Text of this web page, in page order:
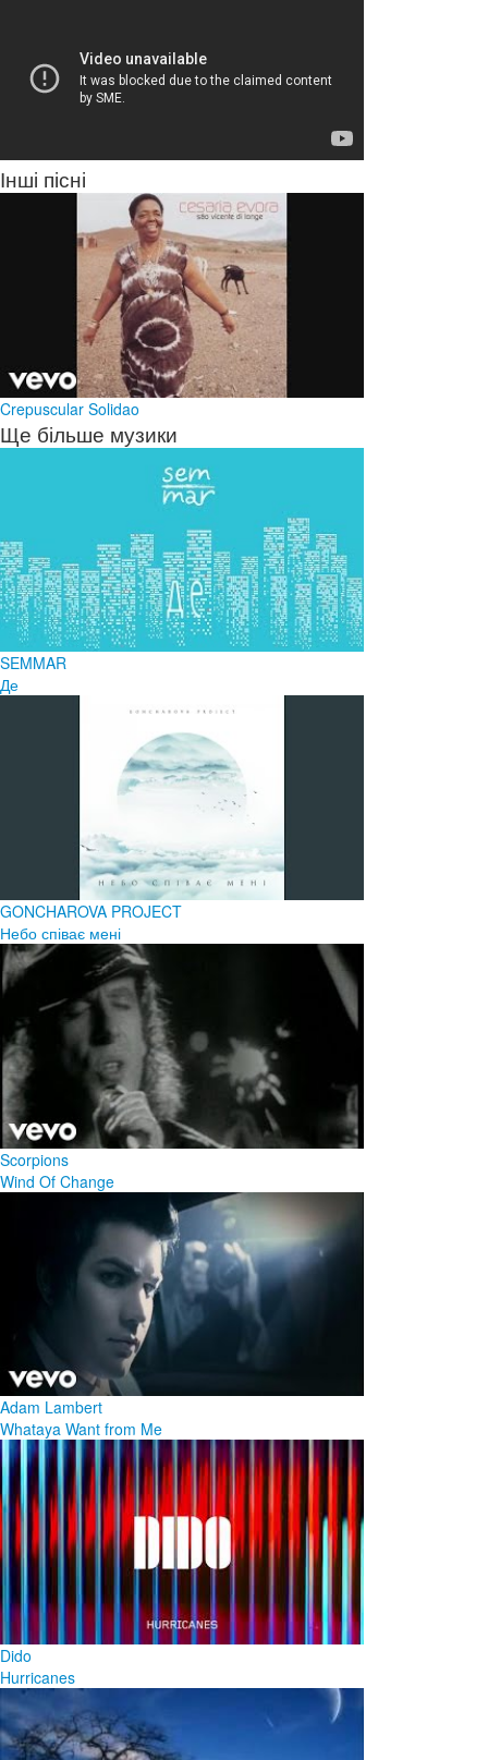
Інші пісні
Crepuscular Solidao
Ще більше музики
SEMMAR
Де
GONCHAROVA PROJECT
Небо співає мені
Scorpions
Wind Of Change
Adam Lambert
Whataya Want from Me
Dido
Hurricanes